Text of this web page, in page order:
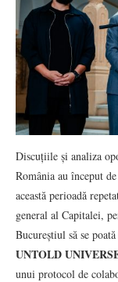
Discuțiile și analiza
România au început
această perioadă
general al Capitalei,
Bucureștiul să se
UNTOLD
unui protocol de